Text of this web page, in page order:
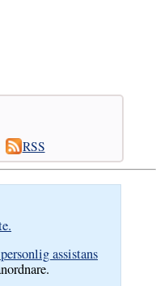
RSS
assistans